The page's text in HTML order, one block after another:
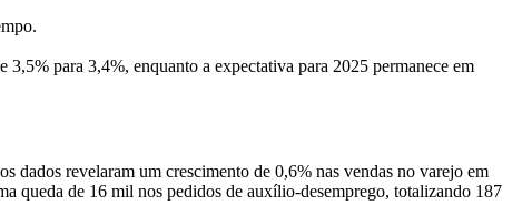
para 3,4%, enquanto a expectativa para 2025 permanece em
dados revelaram um crescimento de 0,6% nas vendas no varejo em
queda de 16 mil nos pedidos de auxílio-desemprego, totalizando 187